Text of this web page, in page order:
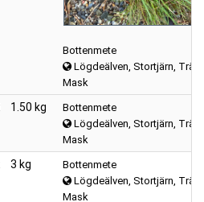
Bottenmete
Lögdeälven, Stortjärn,
Mask
1.50 kg
Bottenmete
Lögdeälven, Stortjärn,
Mask
3 kg
Bottenmete
Lögdeälven, Stortjärn,
Mask